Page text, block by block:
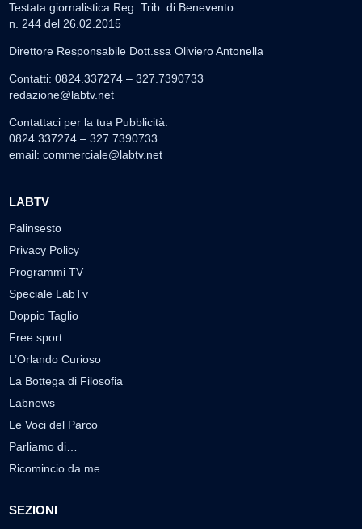
Testata giornalistica Reg. Trib. di Benevento
n. 244 del 26.02.2015
Direttore Responsabile Dott.ssa Oliviero Antonella
Contatti: 0824.337274 – 327.7390733
redazione@labtv.net
Contattaci per la tua Pubblicità:
0824.337274 – 327.7390733
email: commerciale@labtv.net
LABTV
Palinsesto
Privacy Policy
Programmi TV
Speciale LabTv
Doppio Taglio
Free sport
L’Orlando Curioso
La Bottega di Filosofia
Labnews
Le Voci del Parco
Parliamo di…
Ricomincio da me
SEZIONI